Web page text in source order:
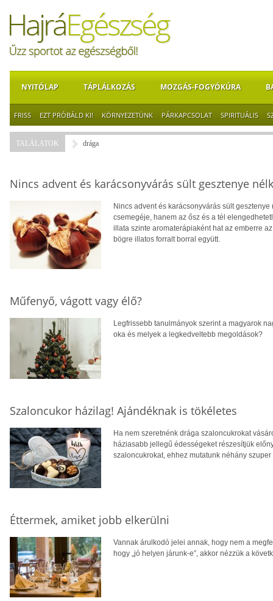
NYITÓLAP TÁPLÁLKOZÁS MOZGÁS-FOGYÓKÚRA
FRISS EZT PRÓBÁLD KI! KÖRNYEZETÜNK PÁRKAPCSOLAT SPIRITUÁLIS
TALÁLATOK drága
Nincs advent és karácsonyvárás sült gesztenye
Nincs advent és karácsonyvárás sült
csemegéje, hanem az ősz és a tél
illata szinte aromaterápiaként hat az emberre
bögre illatos forralt borral együtt.
Műfenyő, vágott vagy élő?
Legfrissebb tanulmányok szerint a magyarok
oka és melyek a legkedveltebb megoldások?
Szaloncukor házilag! Ajándéknak is tökéletes
Ha nem szeretnénk drága szaloncukrokat
háziasabb jellegű édességeket részesítjük
szaloncukrokat, ehhez mutatunk néhány szuper
Éttermek, amiket jobb elkerülni
Vannak árulkodó jelei annak, hogy nem a
hogy „jó helyen járunk-e”, akkor nézzük a